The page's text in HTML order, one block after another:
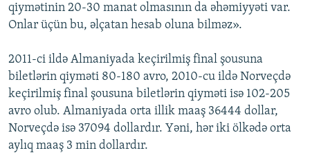
qiymətinin 20-30 manat olmasının da əhəmiyyəti var.
Onlar üçün bu, əlçatan hesab oluna bilməz».
2011-ci ildə Almaniyada keçirilmiş final şousuna
biletlərin qiyməti 80-180 avro, 2010-cu ildə Norveçdə
keçirilmiş final şousuna biletlərin qiyməti isə 102-205
avro olub. Almaniyada orta illik maaş 36444 dollar,
Norveçdə isə 37094 dollardır. Yəni, hər iki ölkədə orta
aylıq maaş 3 min dollardır.